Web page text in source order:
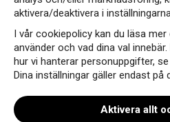
aktivera/deaktivera i
I vår cookiepolicy kan du läsa
använder och vad dina val
hur vi hanterar personuppgifter,
Dina inställningar gäller endast på
Aktivera allt